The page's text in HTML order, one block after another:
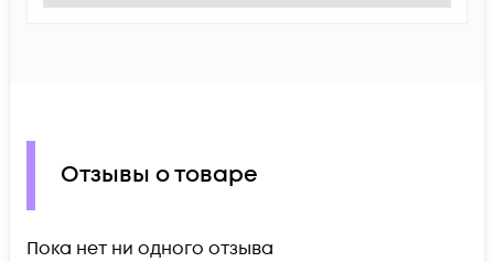
Отзывы о товаре
Пока нет ни одного отзыва